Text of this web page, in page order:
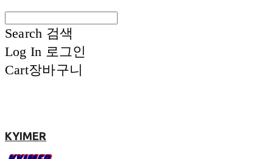
Search 검색
Log In 로그인
Cart장바구니
KYIMER